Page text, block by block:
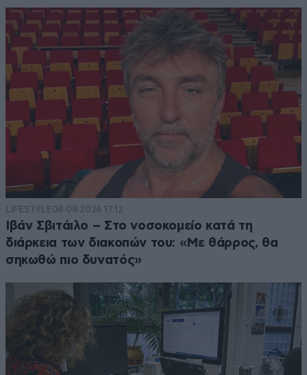
LIFESTYLE08·08·2026 17:12
Ιβάν Σβιτάιλο – Στο νοσοκομείο κατά τη
διάρκεια των διακοπών του: «Με θάρρος, θα
σηκωθώ πιο δυνατός»